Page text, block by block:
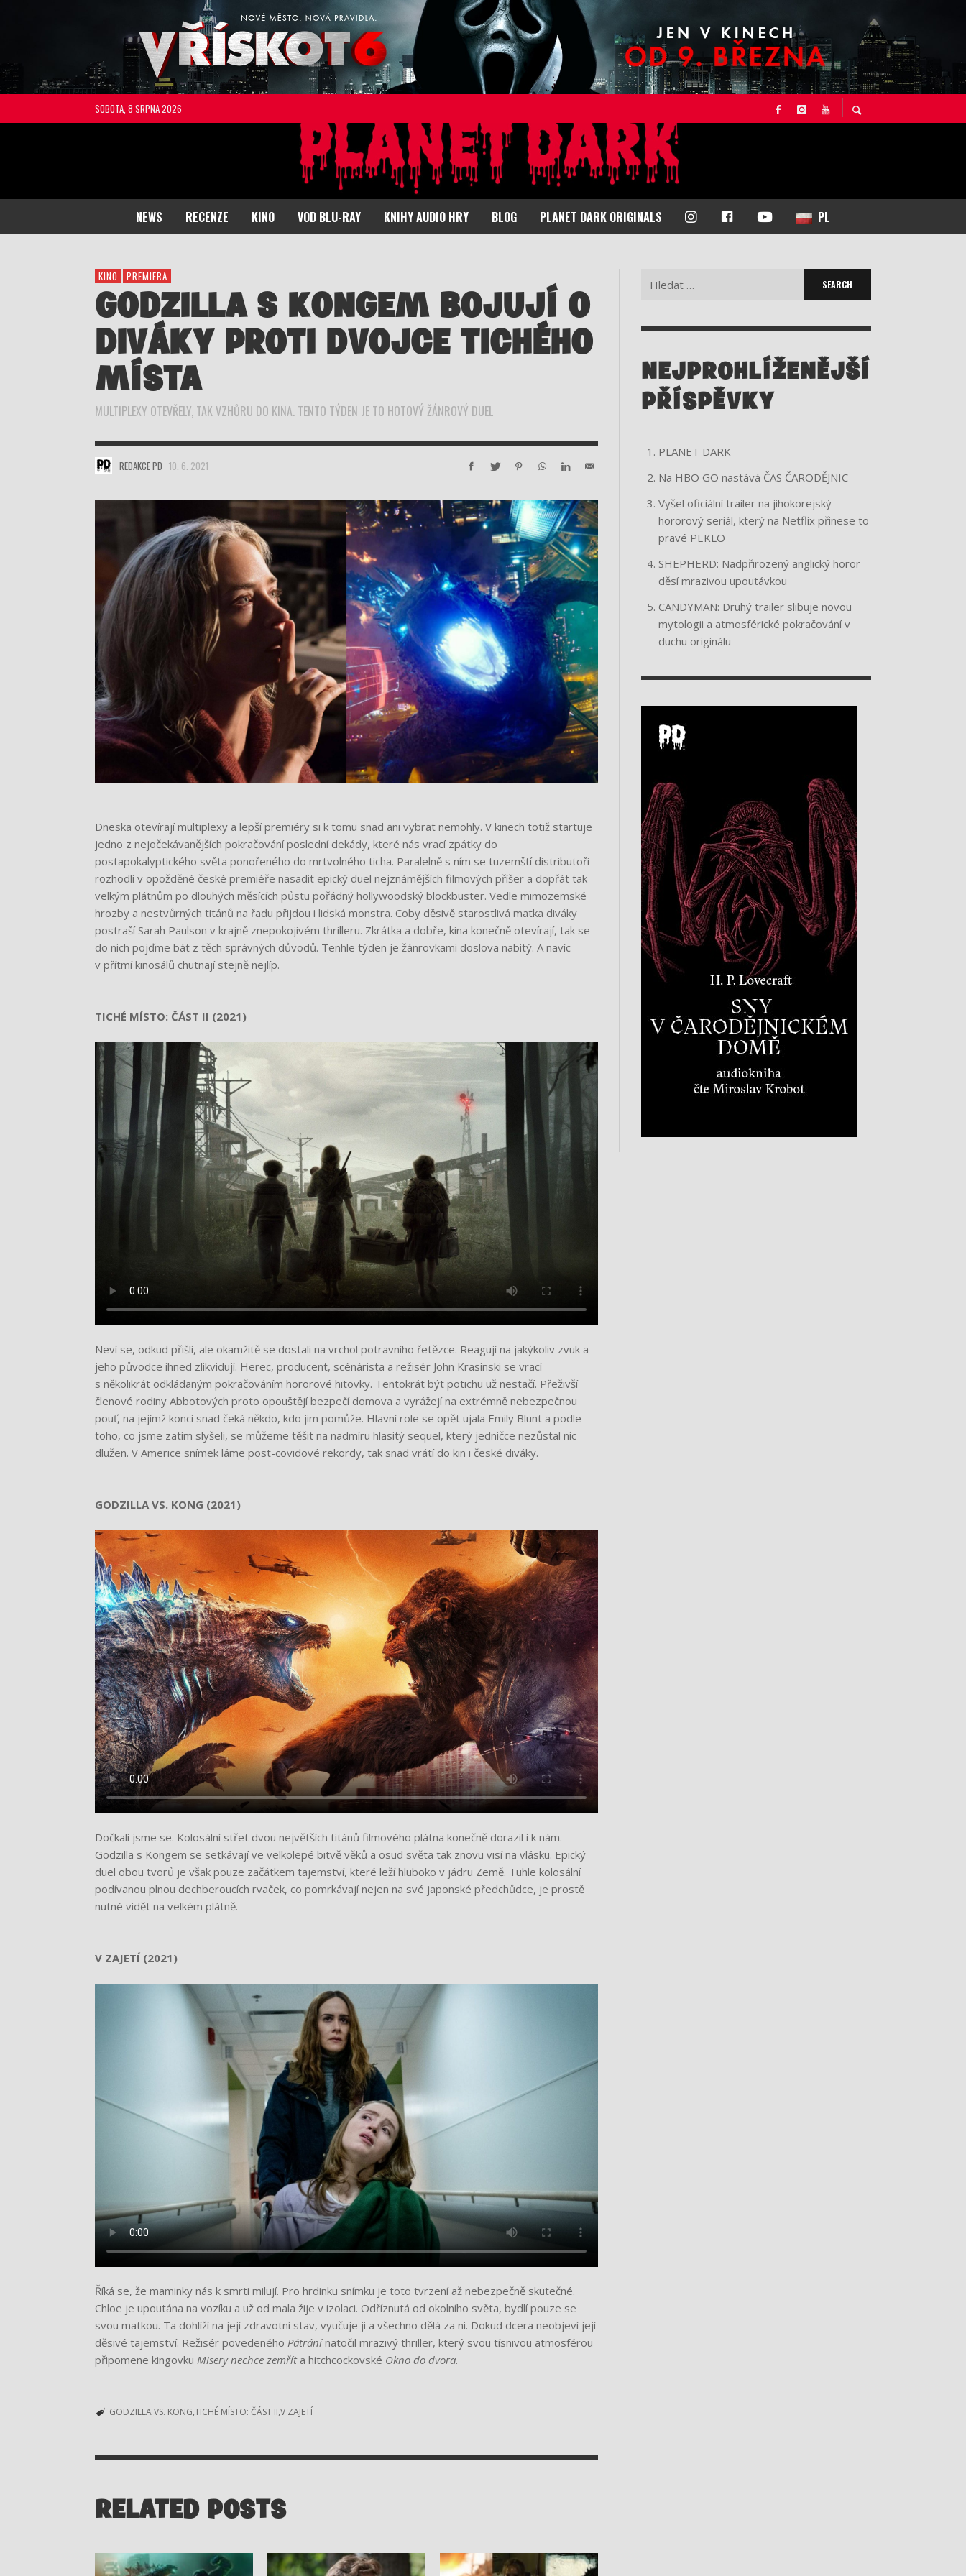
SOBOTA, 8 SRPNA 2026
NEWS RECENZE KINO VOD BLU-RAY KNIHY AUDIO HRY BLOG PLANET DARK ORIGINALS
I
N
A
Y
O
PL
KINO PREMIERA
GODZILLA S KONGEM BOJUJÍ O
DIVÁKY PROTI DVOJCE TICHÉHO
MÍSTA
MULTIPLEXY OTEVŘELY, TAK VZHŮRU DO KINA. TENTO TÝDEN JE TO HOTOVÝ ŽÁNROVÝ DUEL
REDAKCE PD 10. 6. 2021
Dneska otevírají multiplexy a lepší premiéry si k tomu snad ani vybrat nemohly. V kinech totiž startuje
jedno z nejočekávanějších pokračování poslední dekády, které nás vrací zpátky do
postapokalyptického světa ponořeného do mrtvolného ticha. Paralelně s ním se tuzemští distributoři
rozhodli v opožděné české premiéře nasadit epický duel nejznámějších filmových příšer a dopřát tak
velkým plátnům po dlouhých měsících půstu pořádný hollywoodský blockbuster. Vedle mimozemské
hrozby a nestvůrných titánů na řadu přijdou i lidská monstra. Coby děsivě starostlivá matka diváky
postraší Sarah Paulson v krajně znepokojivém thrilleru. Zkrátka a dobře, kina konečně otevírají, tak se
do nich pojďme bát z těch správných důvodů. Tenhle týden je žánrovkami doslova nabitý. A navíc
v přítmí kinosálů chutnají stejně nejlíp.
TICHÉ MÍSTO: ČÁST II (2021)
Neví se, odkud přišli, ale okamžitě se dostali na vrchol potravního řetězce. Reagují na jakýkoliv zvuk a
jeho původce ihned zlikvidují. Herec, producent, scénárista a režisér John Krasinski se vrací
s několikrát odkládaným pokračováním hororové hitovky. Tentokrát být potichu už nestačí. Přeživší
členové rodiny Abbotových proto opouštějí bezpečí domova a vyrážejí na extrémně nebezpečnou
pouť, na jejímž konci snad čeká někdo, kdo jim pomůže. Hlavní role se opět ujala Emily Blunt a podle
toho, co jsme zatím slyšeli, se můžeme těšit na nadmíru hlasitý sequel, který jedničce nezůstal nic
dlužen. V Americe snímek láme post-covidové rekordy, tak snad vrátí do kin i české diváky.
GODZILLA VS. KONG (2021)
Dočkali jsme se. Kolosální střet dvou největších titánů filmového plátna konečně dorazil i k nám.
Godzilla s Kongem se setkávají ve velkolepé bitvě věků a osud světa tak znovu visí na vlásku. Epický
duel obou tvorů je však pouze začátkem tajemství, které leží hluboko v jádru Země. Tuhle kolosální
podívanou plnou dechberoucích rvaček, co pomrkávají nejen na své japonské předchůdce, je prostě
nutné vidět na velkém plátně.
V ZAJETÍ (2021)
Říká se, že maminky nás k smrti milují. Pro hrdinku snímku je toto tvrzení až nebezpečně skutečné.
Chloe je upoutána na vozíku a už od mala žije v izolaci. Odříznutá od okolního světa, bydlí pouze se
svou matkou. Ta dohlíží na její zdravotní stav, vyučuje ji a všechno dělá za ni. Dokud dcera neobjeví její
děsivé tajemství. Režisér povedeného Pátránínatočil mrazivý thriller, který svou tísnivou atmosférou
připomene kingovku Misery nechce zemříta hitchcockovské Okno do dvora.
GODZILLA VS. KONG TICHÉ MÍSTO: ČÁST II V ZAJETÍ
RELATED POSTS
NEJPROHLÍŽENĚJŠÍ
PŘÍSPĚVKY
PLANET DARK
Na HBO GO nastává ČAS ČARODĚJNIC
Vyšel oficiální trailer na jihokorejský
hororový seriál, který na Netflix přinese to
pravé PEKLO
SHEPHERD: Nadpřirozený anglický horor
děsí mrazivou upoutávkou
CANDYMAN: Druhý trailer slibuje novou
mytologii a atmosférické pokračování v
duchu originálu